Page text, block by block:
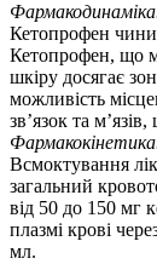
Кетопрофен
Кетопрофен, що
шкіру досягає
можливість
зв’язок та
Всмоктування
загальний
від 50 до 150 мг
плазмі крові
мл.